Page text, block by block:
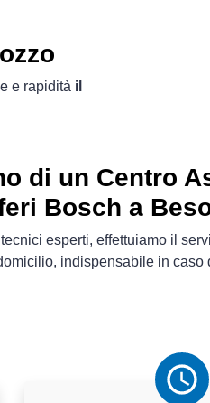
e rapidità il
di un Centro
Bosch a
esperti, effettuiamo il
indispensabile in caso